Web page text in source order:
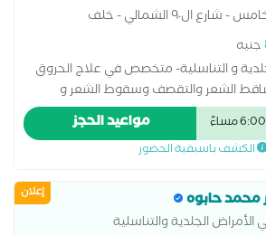
التجمع الخامس - شارع ال٩٠ الشمالي - خلف
جنيه
و التناسلية- متخصص في علاج الحروق
الشعر والتقصف وسقوط الشعر و
- وازالة الزوائد الجلدية بالكى و
الفيلر و البوتكس و البلازما
الجلدية و التناسلية بمستشفى الكهرباء و
مواعيد الحجز
الكشف باسبقية الحضور
إعلان محمد حابوه
الأمراض الجلدية والتناسلية